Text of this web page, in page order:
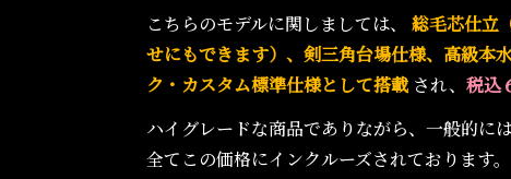
こちらのモデルに関しましては、
総毛芯仕立
せにもできます）、剣三角台場仕様、高級
ク・カスタム標準仕様として搭載 され、税込
ハイグレードな商品でありながら、一般的に
全てこの価格にインクルーズされております。